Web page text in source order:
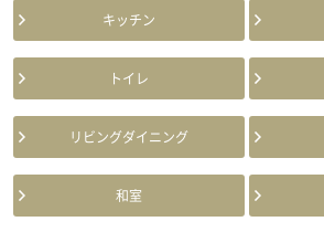
キッチン
トイレ
リビングダイニング
和室